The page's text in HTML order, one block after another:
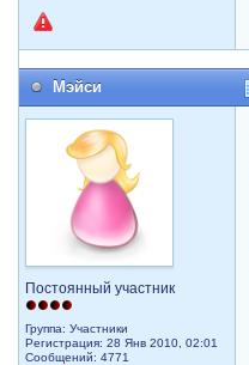
Мэйси
Постоянный участник
Группа: Участники
Регистрация: 28 Янв 2010, 02:01
Сообщений: 4771